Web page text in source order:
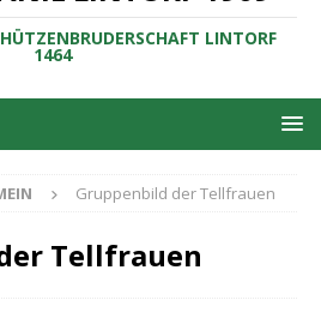
LINTORF
1464
Gruppenbild der Tellfrauen
Tellfrauen